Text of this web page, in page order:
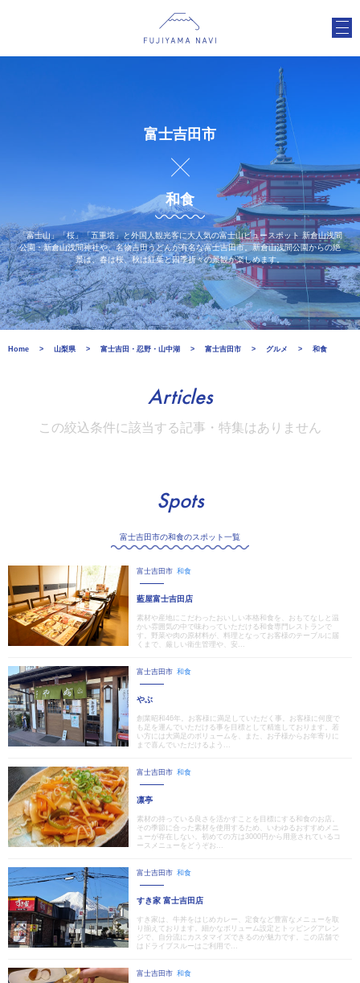
富士吉田市
和食
「富士山」「桜」「五重塔」と外国人観光客に大人気の富士山ビュースポット 新倉山浅間
公園・新倉山浅間神社や、名物吉田うどんが有名な富士吉田市。新倉山浅間公園からの絶
景は、春は桜、秋は紅葉と四季折々の景観が楽しめます。
Home 山梨県 富士吉田・忍野・山中湖 富士吉田市 グルメ 和食
Articles
この絞込条件に該当する記事・特集はありません
Spots
富士吉田市の和食のスポット一覧
富士吉田市 和食
藍屋富士吉田店
素材や産地にこだわったおいしい本格和食を、おもてなしと温
かい雰囲気の中で味わっていただける和食専門レストランで
す。野菜や肉の原材料が、料理となってお客様のテーブルに届
くまで、厳しい衛生管理や、安...
富士吉田市 和食
やぶ
創業昭和46年。お客様に満足していただく事。お客様に何度で
も足を運んでいただける事を目標として精進しております。若
い方には大満足のボリュームを、また、お子様からお年寄りに
まで喜んでいただけるよう...
富士吉田市 和食
凛亭
素材の持っている良さを活かすことを目標にする和食のお店。
その季節に合った素材を使用するため、いわゆるおすすめメニ
ューが存在しない。初めての方は3000円から用意されているコ
ースメニューをどうぞお...
富士吉田市 和食
すき家 富士吉田店
すき家は、牛丼をはじめカレー、定食など豊富なメニューを取
り揃えております。細かなボリューム設定とトッピングアレン
ジで、自分流にカスタマイズできるのが魅力です。この店舗で
はドライブスルーはご利用で...
富士吉田市 和食